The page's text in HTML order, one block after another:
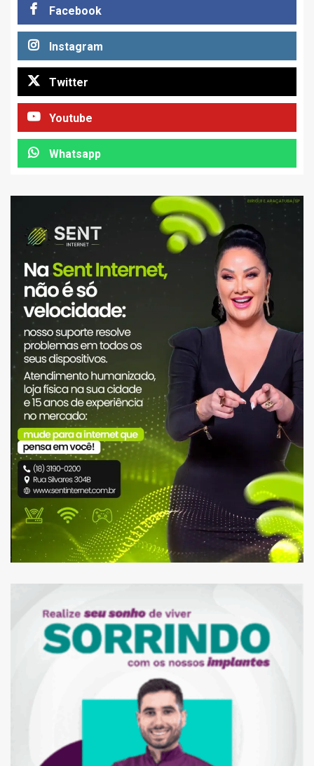
Facebook
Instagram
Twitter
Youtube
Whatsapp